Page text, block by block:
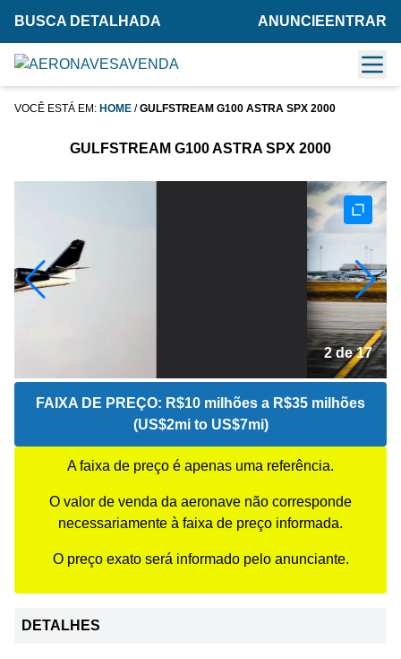
BUSCA DETALHADA ANUNCIE ENTRAR
VOCÊ ESTÁ EM: HOME /GULFSTREAM G100 ASTRA SPX 2000
GULFSTREAM G100 ASTRA SPX 2000
2 de 17
FAIXA DE PREÇO: R$10 milhões a R$35 milhões
(US$2mi to US$7mi)
A faixa de preço é apenas uma referência.
O valor de venda da aeronave não corresponde
necessariamente à faixa de preço informada.
O preço exato será informado pelo anunciante.
DETALHES